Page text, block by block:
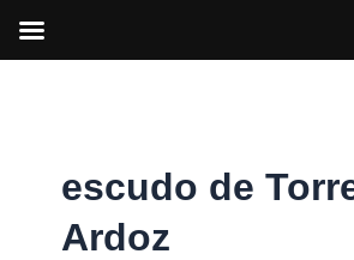
escudo de
Ardoz